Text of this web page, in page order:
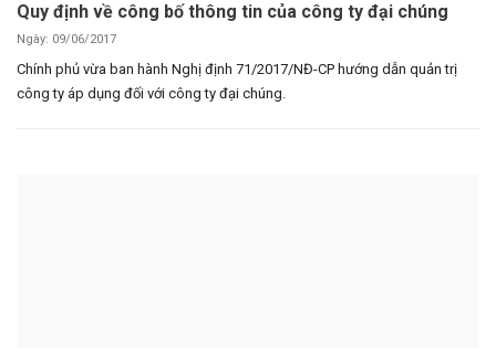
Quy định về công bố thông tin của công ty đại chúng
Ngày: 09/06/2017
Chính phủ vừa ban hành Nghị định 71/2017/NĐ-CP hướng dẫn quản trị
công ty áp dụng đối với công ty đại chúng.